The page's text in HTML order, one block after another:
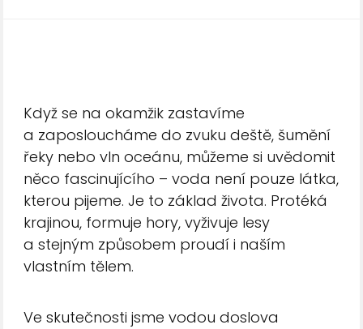
Když se na okamžik zastavíme
a zaposloucháme do zvuku deště, šumění
řeky nebo vln oceánu, můžeme si uvědomit
něco fascinujícího – voda není pouze látka,
kterou pijeme. Je to základ života. Protéká
krajinou, formuje hory, vyživuje lesy
a stejným způsobem proudí i naším
vlastním tělem.
Ve skutečnosti jsme vodou doslova